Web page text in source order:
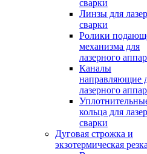
сварки
Линзы для
сварки
Ролики
механизма для
лазерного
Каналы
направляющие
лазерного
кольца для
сварки
Дуговая строжка и
экзотермическая резка